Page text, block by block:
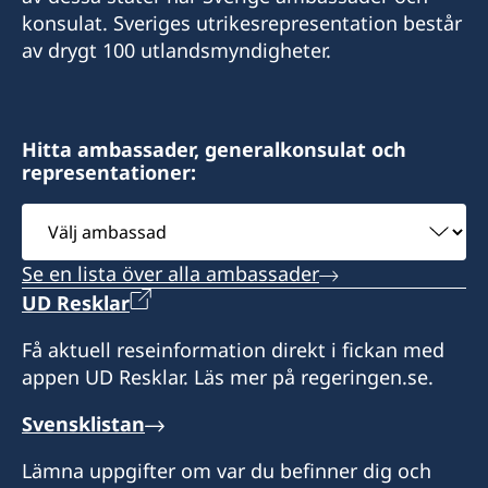
konsulat. Sveriges utrikesrepresentation består
av drygt 100 utlandsmyndigheter.
Hitta ambassader, generalkonsulat och
representationer:
Välj
ambassad
Se en lista över alla ambassader
UD Resklar
Få aktuell reseinformation direkt i fickan med
appen UD Resklar. Läs mer på regeringen.se.
Svensklistan
Lämna uppgifter om var du befinner dig och